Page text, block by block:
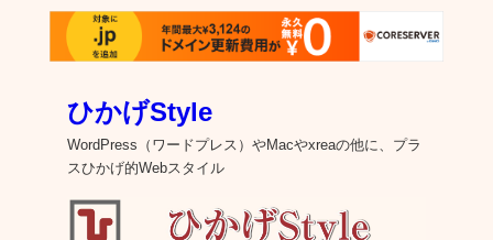
ひかげStyle
WordPress（ワードプレス）やMacやxreaの他に、プラ
スひかげ的Webスタイル